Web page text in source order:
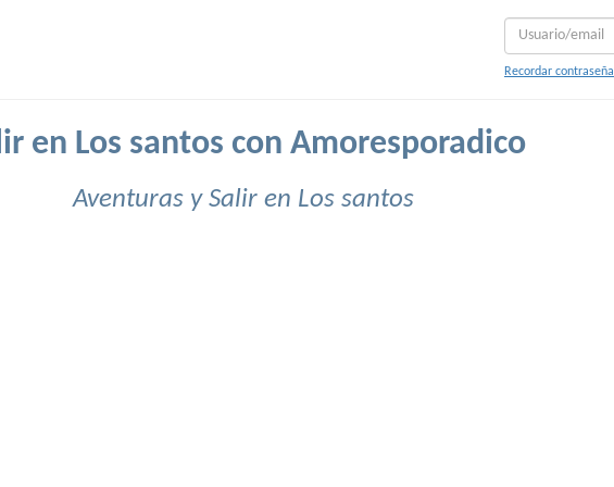
Recordar contraseña
en Los santos con Amoresporadico
Aventuras y Salir en Los santos